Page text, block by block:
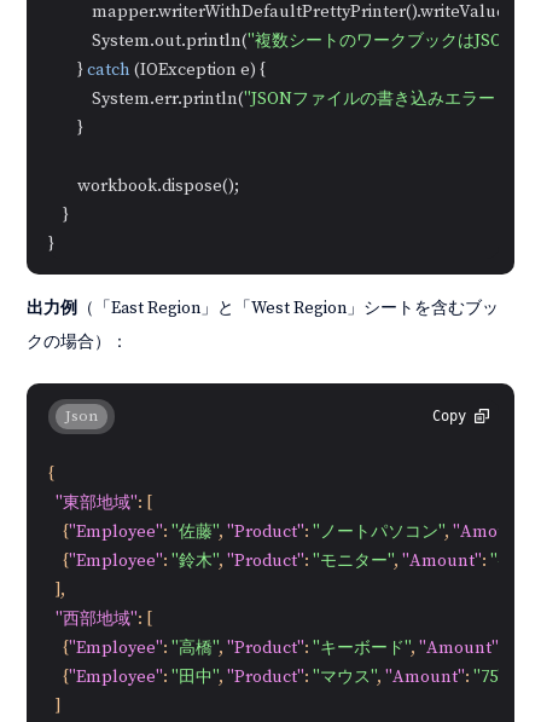
            mapper.writerWithDefaultPrettyPrinter().writeValue(
            System.out.println(
"複数シートのワークブックはJSON
        }
catch (IOException e) {
            System.err.println(
"JSONファイルの書き込みエラー："
        }
        workbook.dispose();
    }
出力例
（「East Region」と「West Region」シートを含むブッ
クの場合）：
Copy
Json
{
"東部地域": [
{"Employee": "佐藤", "Product": "ノートパソコン", "Amount"
{"Employee": "鈴木", "Product": "モニター", "Amount": "450"
],
"西部地域": [
{"Employee": "高橋", "Product": "キーボード", "Amount"
{"Employee": "田中", "Product": "マウス", "Amount": "75"
]